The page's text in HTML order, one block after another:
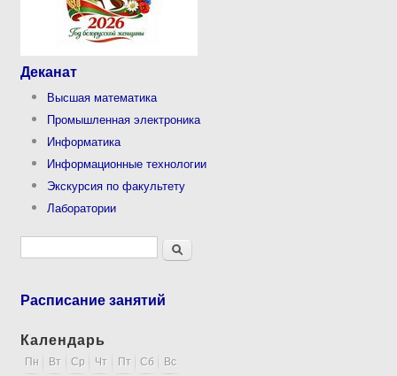
Деканат
Высшая математика
Промышленная электроника
Информатика
Информационные технологии
Экскурсия по факультету
Лаборатории
Форма поискаПоиск
Расписание занятий
Календарь
Пн Вт Ср Чт Пт Сб
Вс